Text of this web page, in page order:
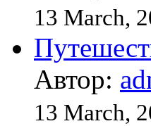
13 March,
Автор:
13 March,